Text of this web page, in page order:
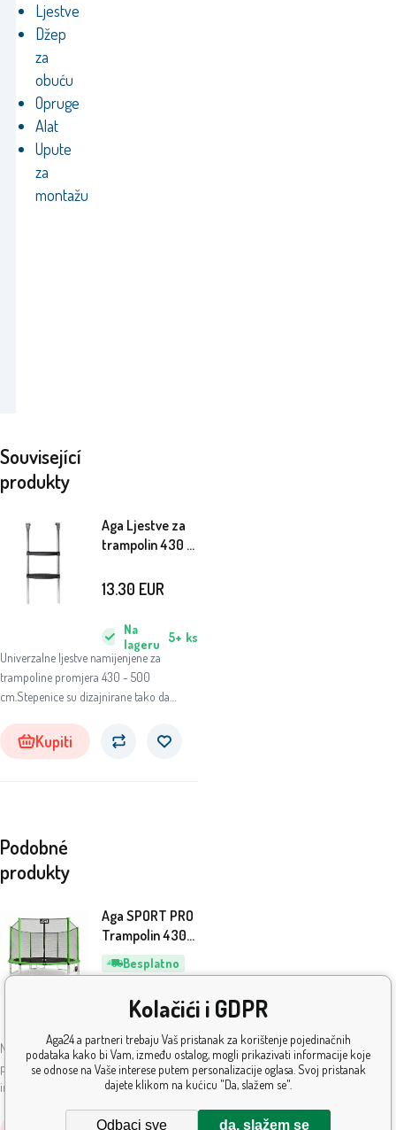
Ljestve
Džep
za
obuću
Opruge
Alat
Upute
za
montažu
Související
produkty
Aga Ljestve za
trampolin 430 -
Univerzalne ljestve namijenjene za
trampoline promjera 430 - 500
cm.Stepenice su dizajnirane tako da
površini trampolina.
Na
lageru
5+ ks
13.30 EUR
Kupiti
Podobné
produkty
Besplatno
Aga SPORT PRO
Trampolin 430
cm Svijetlo
zelena +
ljestve + džep za
obuću
Nova linija trampolina Aga SPORT PRO
posebno je dizajnirana za svakodnevnu
intenzivnu upotrebu i dugotrajnu
izdržljivost.Trampolini ove modelne linije
svrstavaju se među apsolutni vrh što se
Na
lageru
Kolačići i GDPR
Aga24 a partneri trebaju Vaš pristanak za korištenje pojedinačnih
podataka kako bi Vam, između ostalog, mogli prikazivati informacije koje
se odnose na Vaše interese putem personalizacije oglasa. Svoj pristanak
dajete klikom na kućicu "Da, slažem se".
Odbaci sve da, slažem se